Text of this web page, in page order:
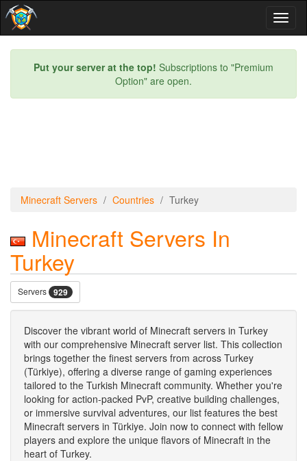
Put your server at the top! Subscriptions to "Premium
Option" are open.
Minecraft Servers Countries Turkey
Minecraft Servers In
Turkey
Servers 929
Discover the vibrant world of Minecraft servers in Turkey
with our comprehensive Minecraft server list. This collection
brings together the finest servers from across Turkey
(Türkiye), offering a diverse range of gaming experiences
tailored to the Turkish Minecraft community. Whether you're
looking for action-packed PvP, creative building challenges,
or immersive survival adventures, our list features the best
Minecraft servers in Türkiye. Join now to connect with fellow
players and explore the unique flavors of Minecraft in the
heart of Turkey.